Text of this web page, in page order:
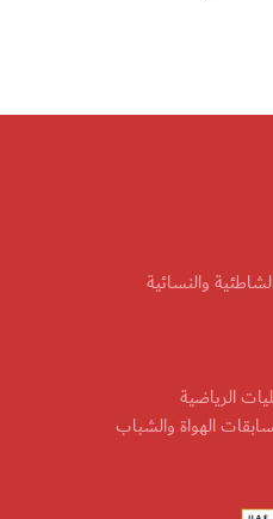
والنسائية
الرياضية
الهواة والشباب